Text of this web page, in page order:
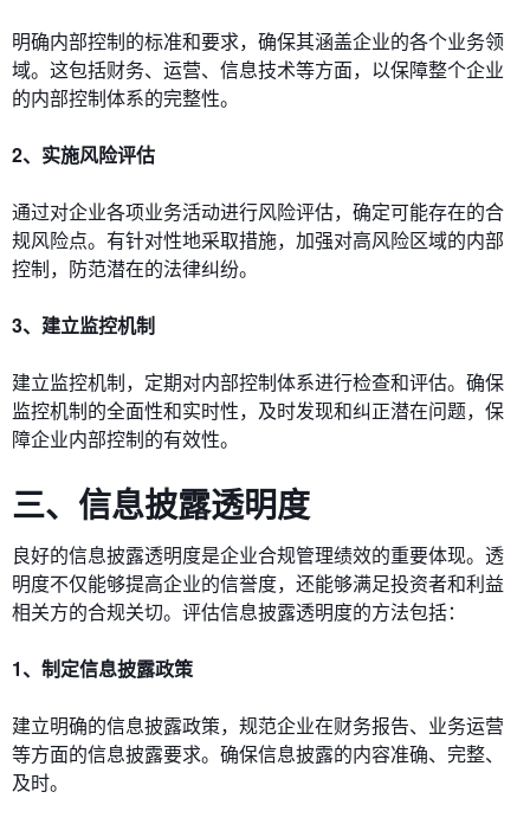
明确内部控制的标准和要求，确保其涵盖企业的各个业务领
域。这包括财务、运营、信息技术等方面，以保障整个企业
的内部控制体系的完整性。
2、实施风险评估
通过对企业各项业务活动进行风险评估，确定可能存在的合
规风险点。有针对性地采取措施，加强对高风险区域的内部
控制，防范潜在的法律纠纷。
3、建立监控机制
建立监控机制，定期对内部控制体系进行检查和评估。确保
监控机制的全面性和实时性，及时发现和纠正潜在问题，保
障企业内部控制的有效性。
三、信息披露透明度
良好的信息披露透明度是企业合规管理绩效的重要体现。透
明度不仅能够提高企业的信誉度，还能够满足投资者和利益
相关方的合规关切。评估信息披露透明度的方法包括：
1、制定信息披露政策
建立明确的信息披露政策，规范企业在财务报告、业务运营
等方面的信息披露要求。确保信息披露的内容准确、完整、
及时。